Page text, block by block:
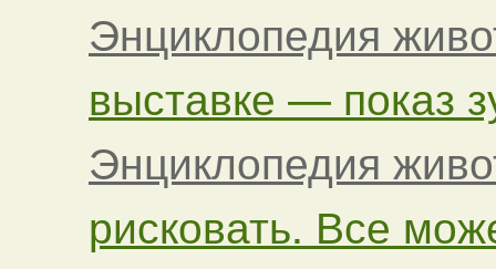
Энциклопедия
выставке — показ
Энциклопедия
рисковать. Все